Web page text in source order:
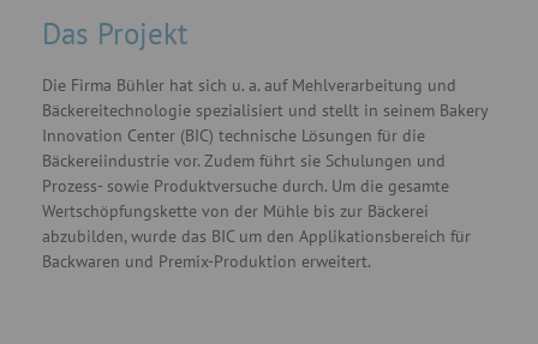
Das Projekt
Die Firma Bühler hat sich u. a. auf Mehlverarbeitung und
Bäckereitechnologie spezialisiert und stellt in seinem Bakery
Innovation Center (BIC) technische Lösungen für die
Bäckereiindustrie vor. Zudem führt sie Schulungen und
Prozess- sowie Produktversuche durch. Um die gesamte
Wertschöpfungskette von der Mühle bis zur Bäckerei
abzubilden, wurde das BIC um den Applikationsbereich für
Backwaren und Premix-Produktion erweitert.